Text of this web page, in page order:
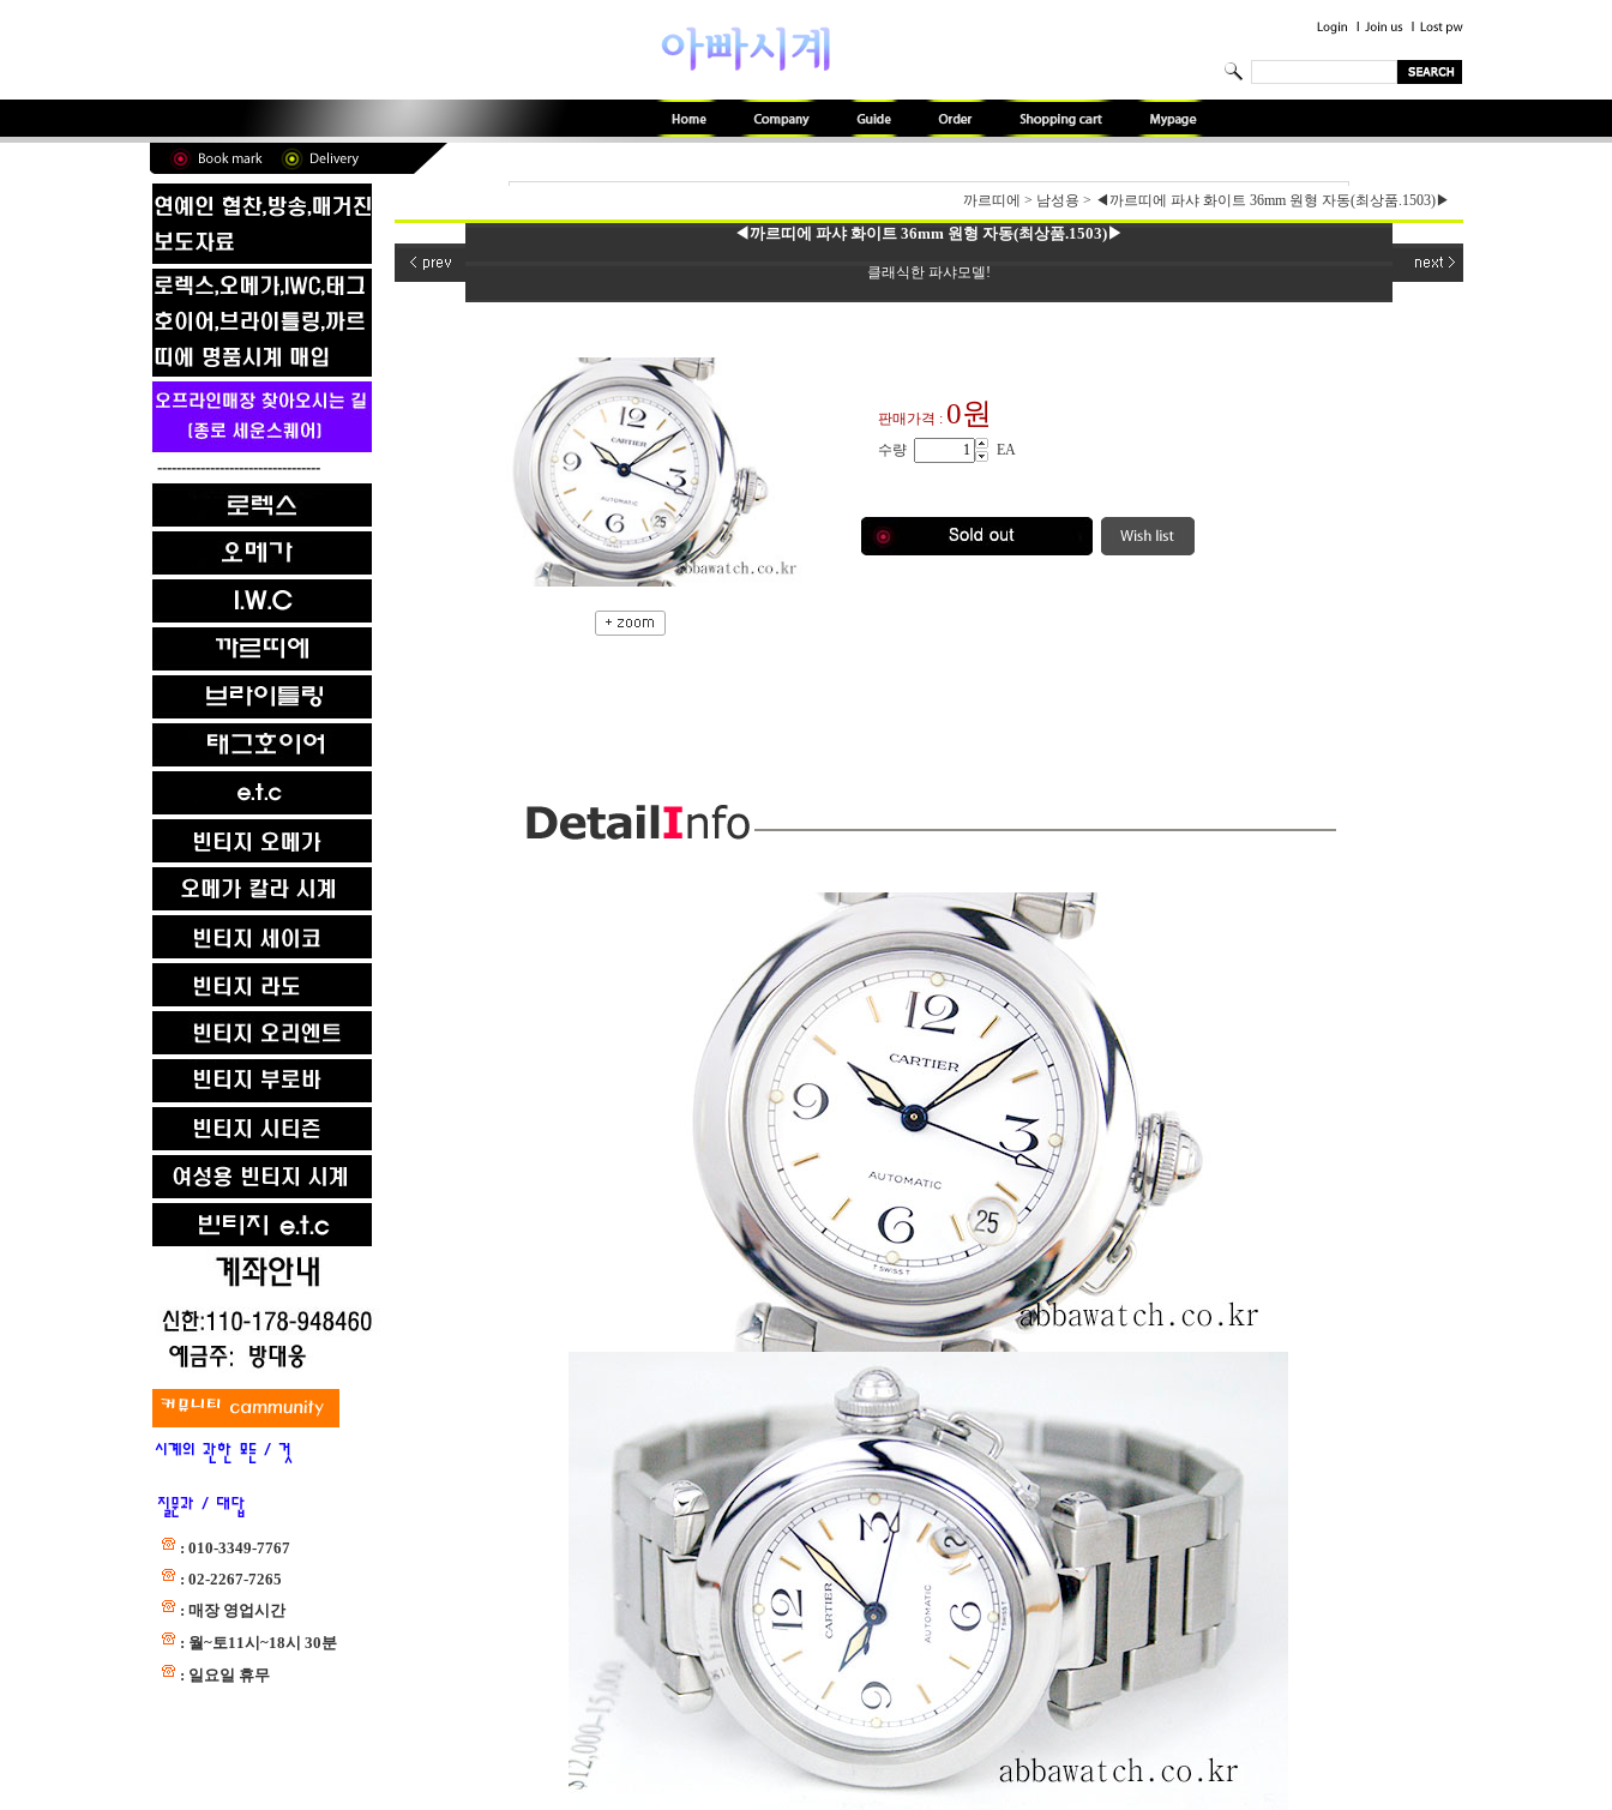
----------------------------------
: 010-3349-7767
: 02-2267-7265
: 매장 영업시간
: 월~토11시~18시 30분
: 일요일 휴무
까르띠에 > 남성용 > ◀까르띠에 파샤 화이트 36mm 원형 자동(최상품.1503)▶
◀까르띠에 파샤 화이트 36mm 원형 자동(최상품.1503)▶
클래식한 파샤모델!
판매가격 : 0원
수량 EA